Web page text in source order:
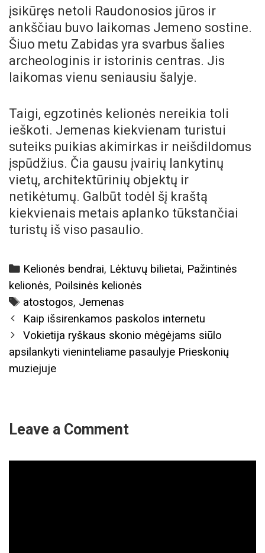
įsikūręs netoli Raudonosios jūros ir
ankščiau buvo laikomas Jemeno sostine.
Šiuo metu Zabidas yra svarbus šalies
archeologinis ir istorinis centras. Jis
laikomas vienu seniausiu šalyje.
Taigi, egzotinės kelionės nereikia toli
ieškoti. Jemenas kiekvienam turistui
suteiks puikias akimirkas ir neišdildomus
įspūdžius. Čia gausu įvairių lankytinų
vietų, architektūrinių objektų ir
netikėtumų. Galbūt todėl šį kraštą
kiekvienais metais aplanko tūkstančiai
turistų iš viso pasaulio.
Categories
Kelionės bendrai, Lėktuvų bilietai, Pažintinės
kelionės, Poilsinės kelionės
Tags
atostogos, Jemenas
Post
navigation
Kaip išsirenkamos paskolos internetu
Vokietija ryškaus skonio mėgėjams siūlo
apsilankyti vieninteliame pasaulyje Prieskonių
muziejuje
Leave a Comment